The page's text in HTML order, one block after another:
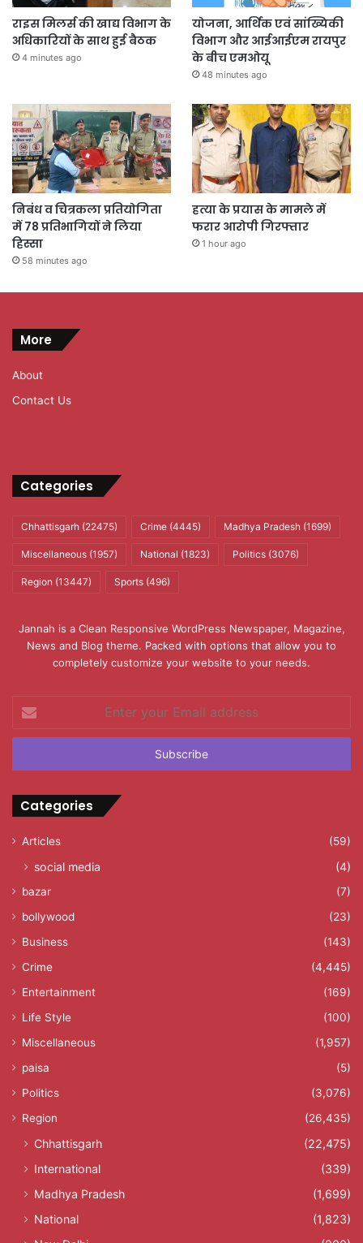
राइस मिलर्स की खाद्य विभाग के
अधिकारियों के साथ हुई बैठक
4 minutes ago
योजना, आर्थिक एवं सांख्यिकी
विभाग और आईआईएम रायपुर
के बीच एमओयू
48 minutes ago
निबंध व चित्रकला प्रतियोगिता
में 78 प्रतिभागियों ने लिया
हिस्सा
58 minutes ago
हत्या के प्रयास के मामले में
फरार आरोपी गिरफ्तार
1 hour ago
More
About
Contact Us
Categories
Chhattisgarh (22475) Crime (4445) Madhya Pradesh (1699)
Miscellaneous (1957) National (1823) Politics (3076)
Region (13447) Sports (496)
Jannah is a Clean Responsive WordPress Newspaper, Magazine,
News and Blog theme. Packed with options that allow you to
completely customize your website to your needs.
your
Email
Categories
Articles (59)
social media (4)
bazar
(7)
bollywood
(23)
Business
(143)
Crime
(4,445)
Entertainment
(169)
Life Style
(100)
Miscellaneous
(1,957)
paisa
(5)
Politics
(3,076)
Region
(26,435)
Chhattisgarh
(22,475)
International
(339)
Madhya Pradesh
(1,699)
National
(1,823)